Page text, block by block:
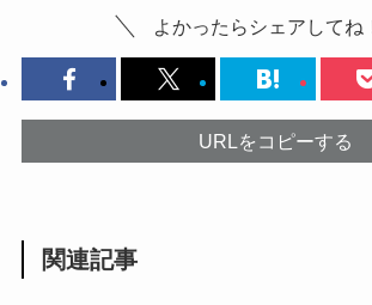
よかったらシェアしてね
URLをコピーする
関連記事